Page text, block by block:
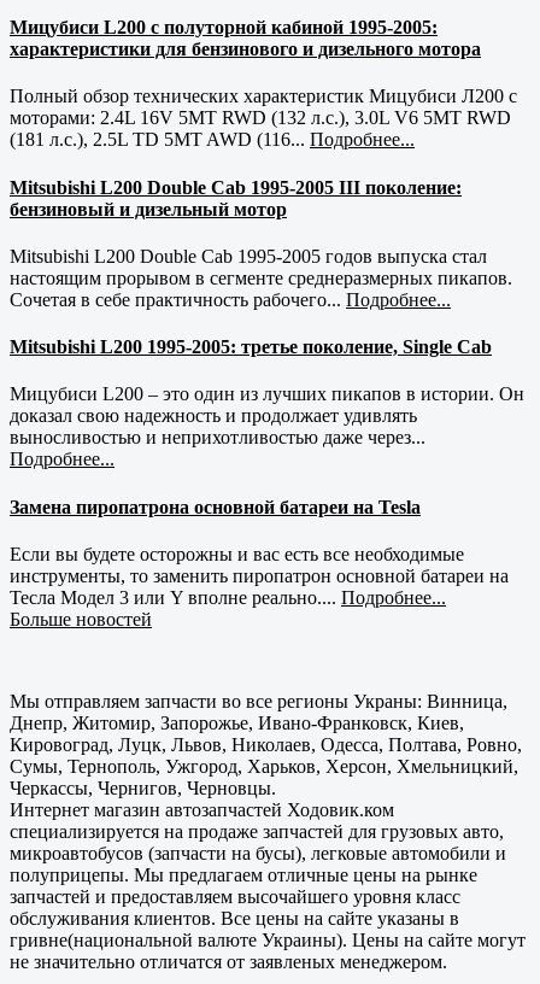
Мицубиси L200 с полуторной кабиной 1995-2005:
характеристики для бензинового и дизельного мотора
Полный обзор технических характеристик Мицубиси Л200 с
моторами: 2.4L 16V 5MT RWD (132 л.с.), 3.0L V6 5MT RWD
(181 л.с.), 2.5L TD 5MT AWD (116... Подробнее...
Mitsubishi L200 Double Cab 1995-2005 III поколение:
бензиновый и дизельный мотор
Mitsubishi L200 Double Cab 1995-2005 годов выпуска стал
настоящим прорывом в сегменте среднеразмерных пикапов.
Сочетая в себе практичность рабочего... Подробнее...
Mitsubishi L200 1995-2005: третье поколение, Single Cab
Мицубиси L200 – это один из лучших пикапов в истории. Он
доказал свою надежность и продолжает удивлять
выносливостью и неприхотливостью даже через...
Подробнее...
Замена пиропатрона основной батареи на Tesla
Если вы будете осторожны и вас есть все необходимые
инструменты, то заменить пиропатрон основной батареи на
Тесла Модел 3 или Y вполне реально.... Подробнее...
Больше новостей
Мы отправляем запчасти во все регионы Украны: Винница,
Днепр, Житомир, Запорожье, Ивано-Франковск, Киев,
Кировоград, Луцк, Львов, Николаев, Одесса, Полтава, Ровно,
Сумы, Тернополь, Ужгород, Харьков, Херсон, Хмельницкий,
Черкассы, Чернигов, Черновцы.
Интернет магазин автозапчастей Ходовик.ком
специализируется на продаже запчастей для грузовых авто,
микроавтобусов (запчасти на бусы), легковые автомобили и
полуприцепы. Мы предлагаем отличные цены на рынке
запчастей и предоставляем высочайшего уровня класс
обслуживания клиентов. Все цены на сайте указаны в
гривне(национальной валюте Украины). Цены на сайте могут
не значительно отличатся от заявленых менеджером.